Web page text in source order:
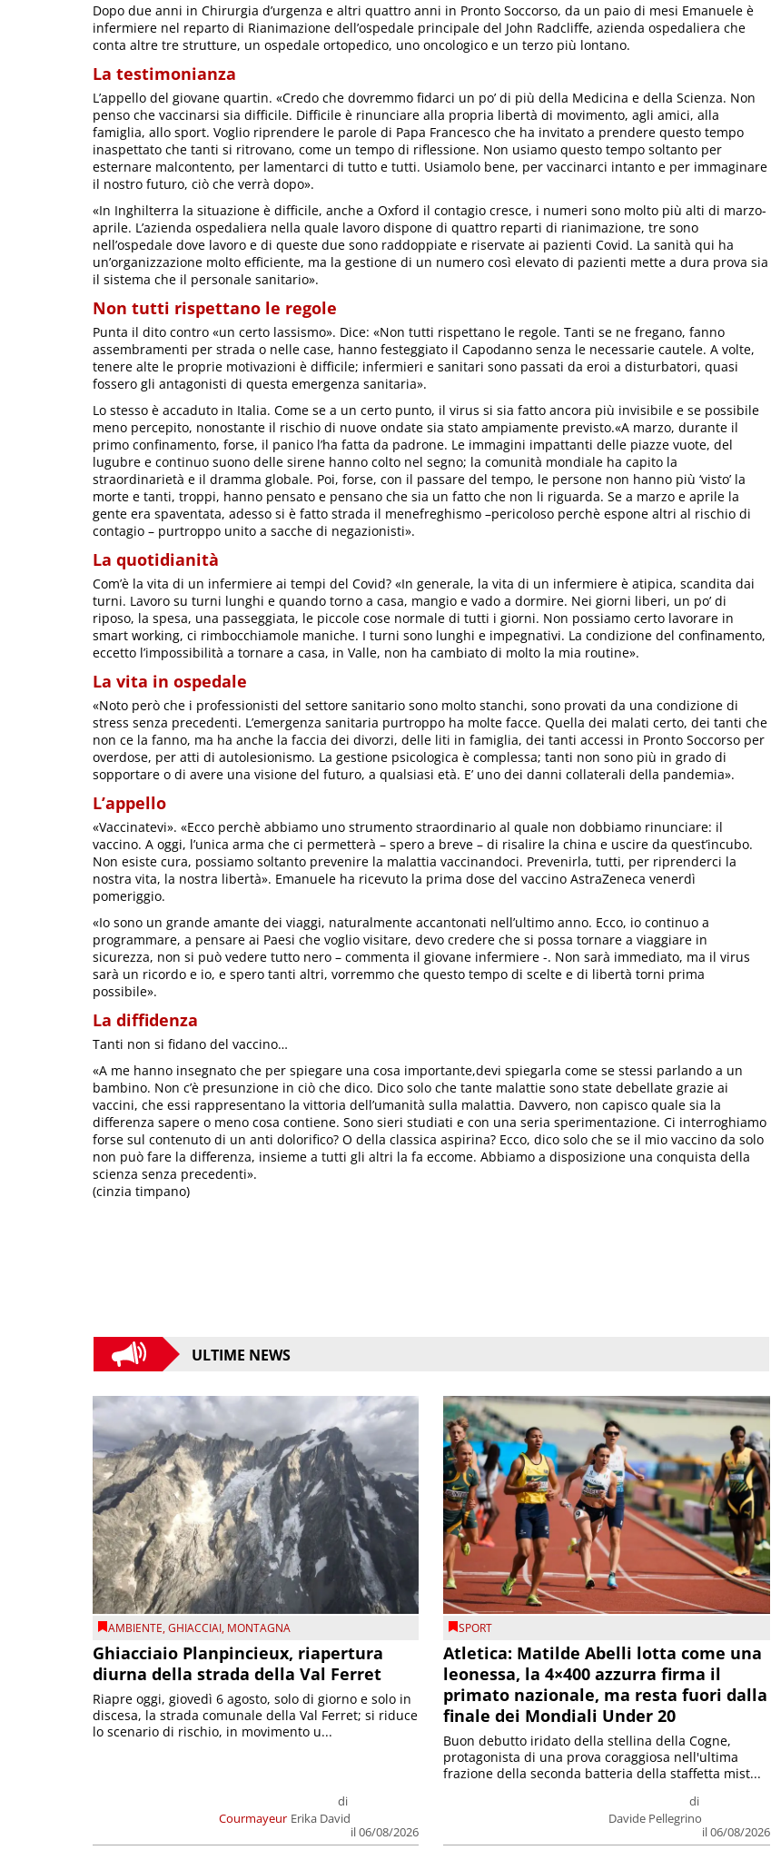
Dopo due anni in Chirurgia d’urgenza e altri quattro anni in Pronto Soccorso, da un paio di mesi Emanuele è
infermiere nel reparto di Rianimazione dell’ospedale principale del John Radcliffe, azienda ospedaliera che
conta altre tre strutture, un ospedale ortopedico, uno oncologico e un terzo più lontano.
La testimonianza
L’appello del giovane quartin. «Credo che dovremmo fidarci un po’ di più della Medicina e della Scienza. Non
penso che vaccinarsi sia difficile. Difficile è rinunciare alla propria libertà di movimento, agli amici, alla
famiglia, allo sport. Voglio riprendere le parole di Papa Francesco che ha invitato a prendere questo tempo
inaspettato che tanti si ritrovano, come un tempo di riflessione. Non usiamo questo tempo soltanto per
esternare malcontento, per lamentarci di tutto e tutti. Usiamolo bene, per vaccinarci intanto e per immaginare
il nostro futuro, ciò che verrà dopo».
«In Inghilterra la situazione è difficile, anche a Oxford il contagio cresce, i numeri sono molto più alti di marzo-
aprile. L’azienda ospedaliera nella quale lavoro dispone di quattro reparti di rianimazione, tre sono
nell’ospedale dove lavoro e di queste due sono raddoppiate e riservate ai pazienti Covid. La sanità qui ha
un’organizzazione molto efficiente, ma la gestione di un numero così elevato di pazienti mette a dura prova sia
il sistema che il personale sanitario».
Non tutti rispettano le regole
Punta il dito contro «un certo lassismo». Dice: «Non tutti rispettano le regole. Tanti se ne fregano, fanno
assembramenti per strada o nelle case, hanno festeggiato il Capodanno senza le necessarie cautele. A volte,
tenere alte le proprie motivazioni è difficile; infermieri e sanitari sono passati da eroi a disturbatori, quasi
fossero gli antagonisti di questa emergenza sanitaria».
Lo stesso è accaduto in Italia. Come se a un certo punto, il virus si sia fatto ancora più invisibile e se possibile
meno percepito, nonostante il rischio di nuove ondate sia stato ampiamente previsto.«A marzo, durante il
primo confinamento, forse, il panico l’ha fatta da padrone. Le immagini impattanti delle piazze vuote, del
lugubre e continuo suono delle sirene hanno colto nel segno; la comunità mondiale ha capito la
straordinarietà e il dramma globale. Poi, forse, con il passare del tempo, le persone non hanno più ‘visto’ la
morte e tanti, troppi, hanno pensato e pensano che sia un fatto che non li riguarda. Se a marzo e aprile la
gente era spaventata, adesso si è fatto strada il menefreghismo –pericoloso perchè espone altri al rischio di
contagio – purtroppo unito a sacche di negazionisti».
La quotidianità
Com’è la vita di un infermiere ai tempi del Covid? «In generale, la vita di un infermiere è atipica, scandita dai
turni. Lavoro su turni lunghi e quando torno a casa, mangio e vado a dormire. Nei giorni liberi, un po’ di
riposo, la spesa, una passeggiata, le piccole cose normale di tutti i giorni. Non possiamo certo lavorare in
smart working, ci rimbocchiamole maniche. I turni sono lunghi e impegnativi. La condizione del confinamento,
eccetto l’impossibilità a tornare a casa, in Valle, non ha cambiato di molto la mia routine».
La vita in ospedale
«Noto però che i professionisti del settore sanitario sono molto stanchi, sono provati da una condizione di
stress senza precedenti. L’emergenza sanitaria purtroppo ha molte facce. Quella dei malati certo, dei tanti che
non ce la fanno, ma ha anche la faccia dei divorzi, delle liti in famiglia, dei tanti accessi in Pronto Soccorso per
overdose, per atti di autolesionismo. La gestione psicologica è complessa; tanti non sono più in grado di
sopportare o di avere una visione del futuro, a qualsiasi età. E’ uno dei danni collaterali della pandemia».
L’appello
«Vaccinatevi». «Ecco perchè abbiamo uno strumento straordinario al quale non dobbiamo rinunciare: il
vaccino. A oggi, l’unica arma che ci permetterà – spero a breve – di risalire la china e uscire da quest’incubo.
Non esiste cura, possiamo soltanto prevenire la malattia vaccinandoci. Prevenirla, tutti, per riprenderci la
nostra vita, la nostra libertà». Emanuele ha ricevuto la prima dose del vaccino AstraZeneca venerdì
pomeriggio.
«Io sono un grande amante dei viaggi, naturalmente accantonati nell’ultimo anno. Ecco, io continuo a
programmare, a pensare ai Paesi che voglio visitare, devo credere che si possa tornare a viaggiare in
sicurezza, non si può vedere tutto nero – commenta il giovane infermiere -. Non sarà immediato, ma il virus
sarà un ricordo e io, e spero tanti altri, vorremmo che questo tempo di scelte e di libertà torni prima
possibile».
La diffidenza
Tanti non si fidano del vaccino…
«A me hanno insegnato che per spiegare una cosa importante,devi spiegarla come se stessi parlando a un
bambino. Non c’è presunzione in ciò che dico. Dico solo che tante malattie sono state debellate grazie ai
vaccini, che essi rappresentano la vittoria dell’umanità sulla malattia. Davvero, non capisco quale sia la
differenza sapere o meno cosa contiene. Sono sieri studiati e con una seria sperimentazione. Ci interroghiamo
forse sul contenuto di un anti dolorifico? O della classica aspirina? Ecco, dico solo che se il mio vaccino da solo
non può fare la differenza, insieme a tutti gli altri la fa eccome. Abbiamo a disposizione una conquista della
scienza senza precedenti».
(cinzia timpano)
ULTIME NEWS
AMBIENTE,GHIACCIAI, MONTAGNA
Ghiacciaio Planpincieux, riapertura
diurna della strada della Val Ferret
Courmayeur
di
Erika David
il 06/08/2026
Riapre oggi, giovedì 6 agosto, solo di giorno e solo in
discesa, la strada comunale della Val Ferret; si riduce
lo scenario di rischio, in movimento u...
SPORT
Atletica: Matilde Abelli lotta come una
leonessa, la 4×400 azzurra firma il
primato nazionale, ma resta fuori dalla
finale dei Mondiali Under 20
di
Davide Pellegrino
il 06/08/2026
Buon debutto iridato della stellina della Cogne,
protagonista di una prova coraggiosa nell'ultima
frazione della seconda batteria della staffetta mist...